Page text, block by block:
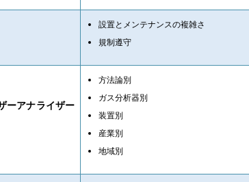
設置とメンテナンスの複雑さ
規制遵守
ーアナライザー
方法論別
ガス分析器別
装置別
産業別
地域別